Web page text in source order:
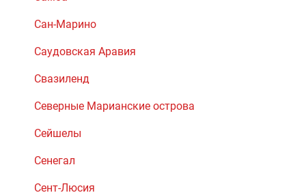
Сан-Марино
Саудовская Аравия
Свазиленд
Северные Марианские острова
Сейшелы
Сенегал
Сент-Люсия